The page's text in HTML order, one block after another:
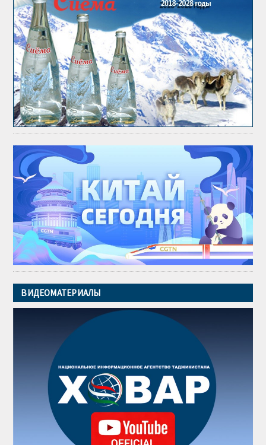
ВИДЕОМАТЕРИАЛЫ